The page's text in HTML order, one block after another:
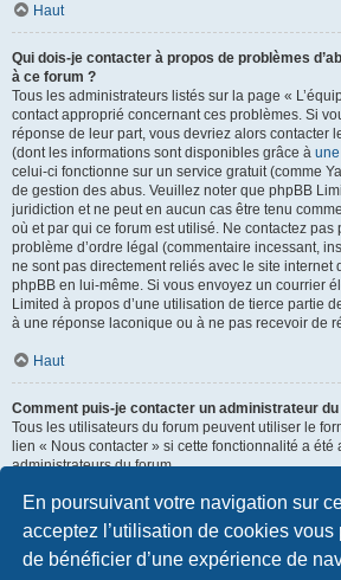
En poursuivant votre navigation sur
acceptez l’utilisation de cookies vous
de bénéficier d’une expérience de
Haut
Qui dois-je contacter à propos de problèmes
à ce forum ?
Tous les administrateurs listés sur la page «
contact approprié concernant ces problèmes. Si
réponse de leur part, vous devriez alors contacter
(dont les informations sont disponibles grâce à
celui-ci fonctionne sur un service gratuit (comme
de gestion des abus. Veuillez noter que phpBB
juridiction et ne peut en aucun cas être tenu
où et par qui ce forum est utilisé. Ne contactez pas
problème d’ordre légal (commentaire incessant,
ne sont pas directement reliés avec le site internet
phpBB en lui-même. Si vous envoyez un courrier
Limited à propos d’une utilisation de tierce partie
à une réponse laconique ou à ne pas recevoir de
Haut
Comment puis-je contacter un administrateur
Tous les utilisateurs du forum peuvent utiliser le
lien « Nous contacter » si cette fonctionnalité a été
administrateurs du forum.
Les membres du forum peuvent également utiliser